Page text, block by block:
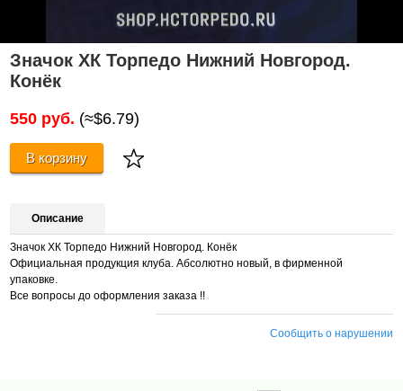
Значок ХК Торпедо Нижний Новгород.
Конёк
550 руб. (≈$6.79)
В корзину
Описание
Значок ХК Торпедо Нижний Новгород. Конёк
Официальная продукция клуба. Абсолютно новый, в фирменной
упаковке.
Все вопросы до оформления заказа !!
Сообщить о нарушении